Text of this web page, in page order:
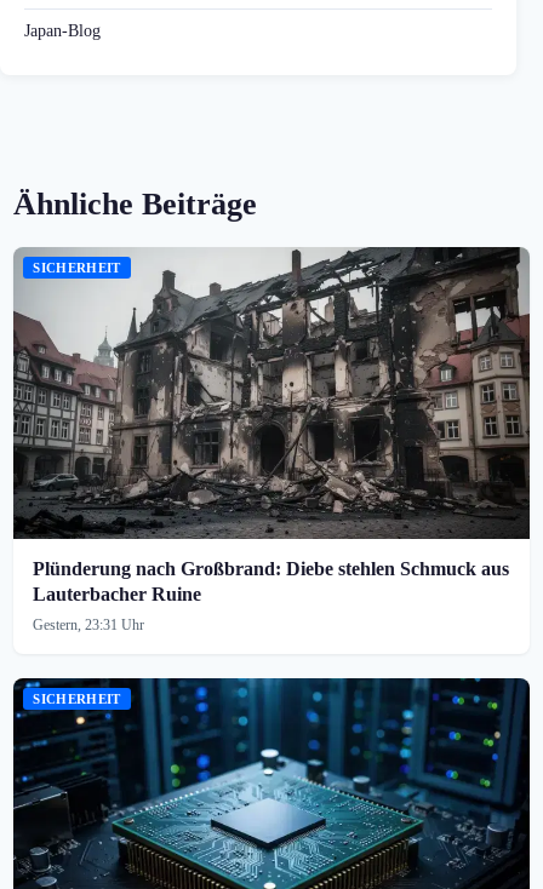
Japan-Blog
Ähnliche Beiträge
SICHERHEIT
Plünderung nach Großbrand: Diebe stehlen Schmuck aus
Lauterbacher Ruine
Gestern, 23:31 Uhr
SICHERHEIT